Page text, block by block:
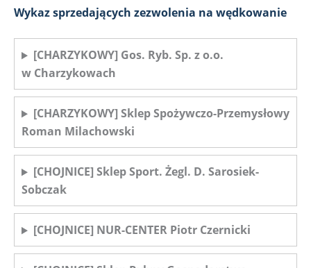
Wykaz sprzedających zezwolenia na wędkowanie
[CHARZYKOWY] Gos. Ryb. Sp. z o.o.
w Charzykowach
[CHARZYKOWY] Sklep Spożywczo-Przemysłowy
Roman Milachowski
[CHOJNICE] Sklep Sport. Żegl. D. Sarosiek-
Sobczak
[CHOJNICE] NUR-CENTER Piotr Czernicki